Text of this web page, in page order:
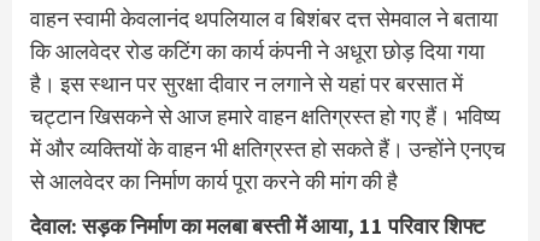
वाहन स्वामी केवलानंद थपलियाल व बिशंबर दत्त सेमवाल ने बताया
कि आलवेदर रोड कटिंग का कार्य कंपनी ने अधूरा छोड़ दिया गया
है। इस स्थान पर सुरक्षा दीवार न लगाने से यहां पर बरसात में
चट्टान खिसकने से आज हमारे वाहन क्षतिग्रस्त हो गए हैं। भविष्य
में और व्यक्तियों के वाहन भी क्षतिग्रस्त हो सकते हैं। उन्होंने एनएच
से आलवेदर का निर्माण कार्य पूरा करने की मांग की है
देवाल: सड़क निर्माण का मलबा बस्ती में आया, 11 परिवार शिफ्ट